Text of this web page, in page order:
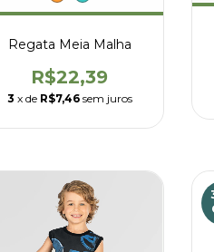
Regata Meia Malha
R$22,39
3 x de R$7,46 sem juros